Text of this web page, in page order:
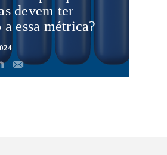
devem ter
a essa métrica?